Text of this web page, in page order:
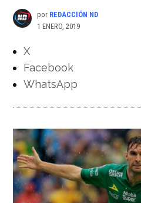
por REDACCIÓN ND
1 ENERO, 2019
X
Facebook
WhatsApp